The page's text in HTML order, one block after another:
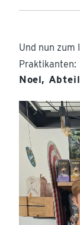
Und nun
Praktikanten:
Noel,